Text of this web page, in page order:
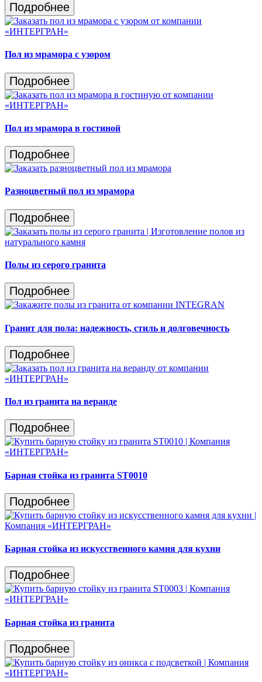
Подробнее
Пол из мрамора с узором
Подробнее
Пол из мрамора в гостиной
Подробнее
Разноцветный пол из мрамора
Подробнее
Полы из серого гранита
Подробнее
Гранит для пола: надежность, стиль и долговечность
Подробнее
Пол из гранита на веранде
Подробнее
Барная стойка из гранита ST0010
Подробнее
Барная стойка из искусственного камня для кухни
Подробнее
Барная стойка из гранита
Подробнее